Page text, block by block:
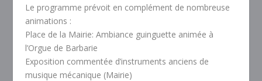
Le programme prévoit en complément de nombreuse
animations :
Place de la Mairie: Ambiance guinguette animée à
l’Orgue de Barbarie
Exposition commentée d’instruments anciens de
musique mécanique (Mairie)